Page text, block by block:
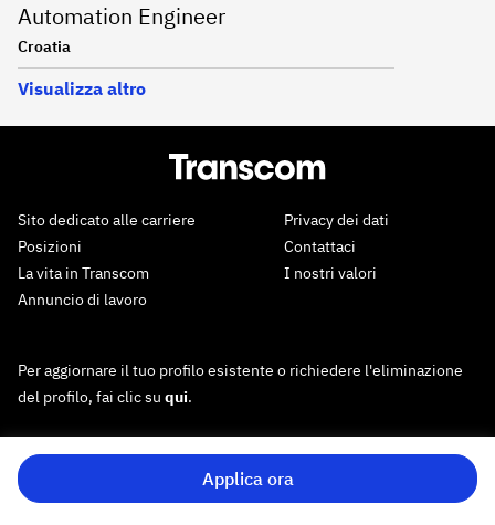
Applica ora
Automation Engineer
Croatia
Visualizza altro
Sito dedicato alle carriere
Posizioni
La vita in Transcom
Annuncio di lavoro
Privacy dei dati
Contattaci
I nostri valori
Per aggiornare il tuo profilo esistente o richiedere l'eliminazione
del profilo, fai clic su qui.